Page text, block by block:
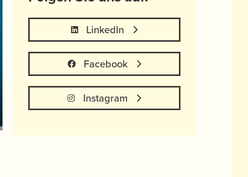
LinkedIn
Facebook
Instagram